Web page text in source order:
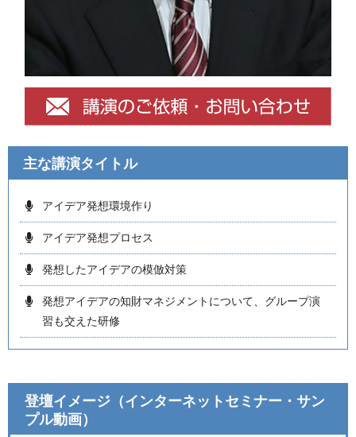
主な講演タイトル
アイデア発想環境作り
アイデア発想プロセス
発想したアイデアの模倣対策
発想アイデアの知財マネジメントについて、グループ演
習も交えた研修
登壇イメージ（インターネットセミナー・サン
プル動画）